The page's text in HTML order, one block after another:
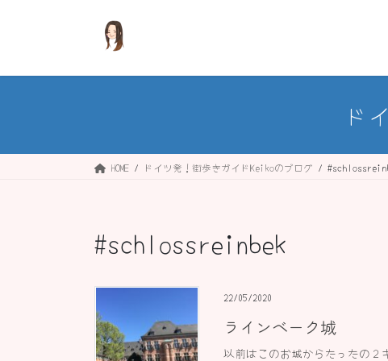
ド
HOME ドイツ発！街歩きガイドKeikoのブログ
#schlossreinbek
22/05/2020
ラインベーク城
以前はこのお城からたったの２